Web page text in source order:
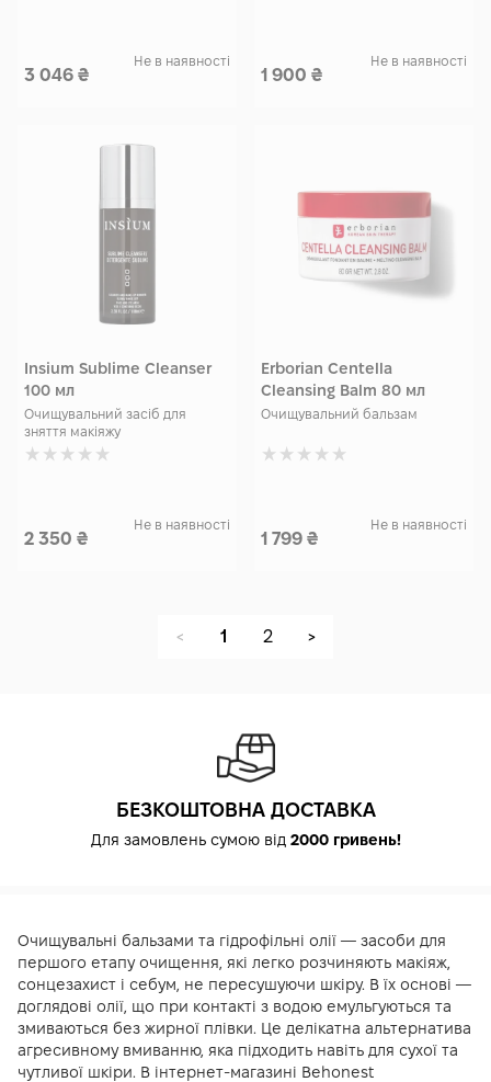
3 046 ₴
Не в наявності
1 900 ₴
Не в наявності
Insium Sublime Cleanser
100 мл
Очищувальний засіб для
зняття макіяжу
2 350 ₴
Не в наявності
Erborian Centella
Cleansing Balm 80 мл
Очищувальний бальзам
1 799 ₴
Не в наявності
< 1 2 >
БЕЗКОШТОВНА ДОСТАВКА
Для замовлень сумою від 2000 гривень!
Очищувальні бальзами та гідрофільні олії — засоби для
першого етапу очищення, які легко розчиняють макіяж,
сонцезахист і себум, не пересушуючи шкіру. В їх основі —
доглядові олії, що при контакті з водою емульгуються та
змиваються без жирної плівки. Це делікатна альтернатива
агресивному вмиванню, яка підходить навіть для сухої та
чутливої шкіри. В інтернет-магазині Behonest